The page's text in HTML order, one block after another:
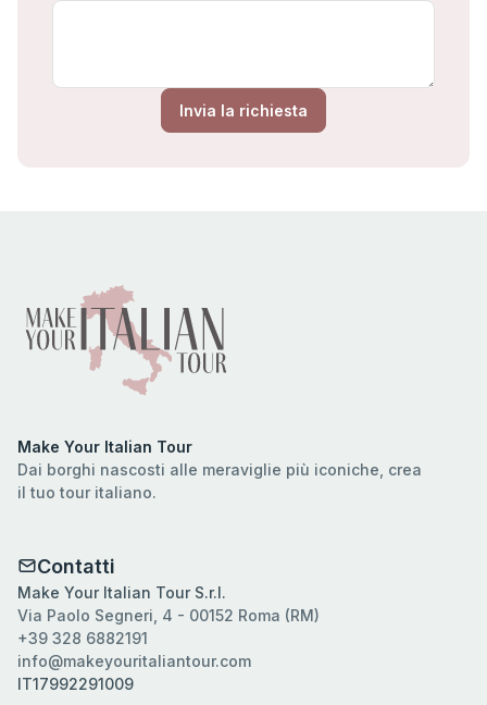
Invia la richiesta
Make Your Italian Tour
Dai borghi nascosti alle meraviglie più iconiche, crea
il tuo tour italiano.
Contatti
Make Your Italian Tour S.r.l.
Via Paolo Segneri, 4 - 00152 Roma (RM)
+39 328 6882191
info@makeyouritaliantour.com
IT17992291009